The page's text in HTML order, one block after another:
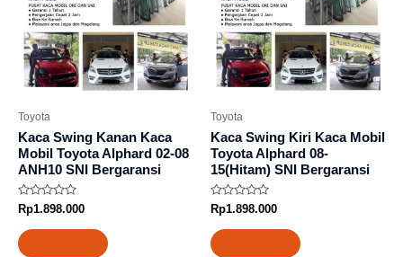
Toyota
Kaca Swing Kanan Kaca
Mobil Toyota Alphard 02-08
ANH10 SNI Bergaransi
Rated
0
out
of
5
Rp1.898.000
Toyota
Kaca Swing Kiri Kaca Mobil
Toyota Alphard 08-
15(Hitam) SNI Bergaransi
Rated
0
out
of
5
Rp1.898.000